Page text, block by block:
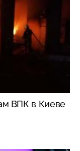
ВПК в Киеве